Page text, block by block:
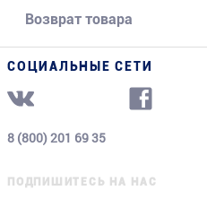
Возврат товара
СОЦИАЛЬНЫЕ СЕТИ
8 (800) 201 69 35
ПОДПИШИТЕСЬ НА НАС